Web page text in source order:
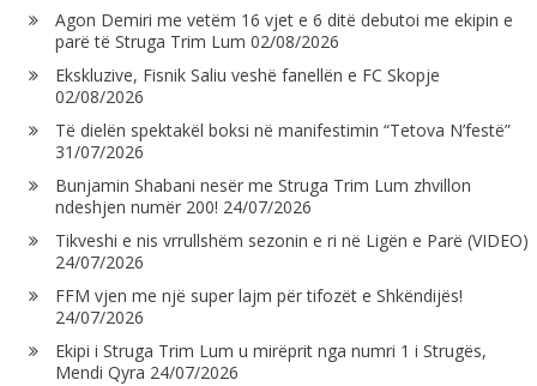
Agon Demiri me vetëm 16 vjet e 6 ditë debutoi me ekipin e
parë të Struga Trim Lum 02/08/2026
Ekskluzive, Fisnik Saliu veshë fanellën e FC Skopje
02/08/2026
Të dielën spektakël boksi në manifestimin “Tetova N’festë”
31/07/2026
Bunjamin Shabani nesër me Struga Trim Lum zhvillon
ndeshjen numër 200! 24/07/2026
Tikveshi e nis vrrullshëm sezonin e ri në Ligën e Parë (VIDEO)
24/07/2026
FFM vjen me një super lajm për tifozët e Shkëndijës!
24/07/2026
Ekipi i Struga Trim Lum u mirëprit nga numri 1 i Strugës,
Mendi Qyra 24/07/2026